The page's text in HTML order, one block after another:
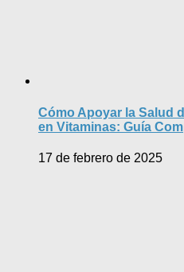
Cómo Apoyar la Salud
en Vitaminas: Guía
17 de febrero de 2025